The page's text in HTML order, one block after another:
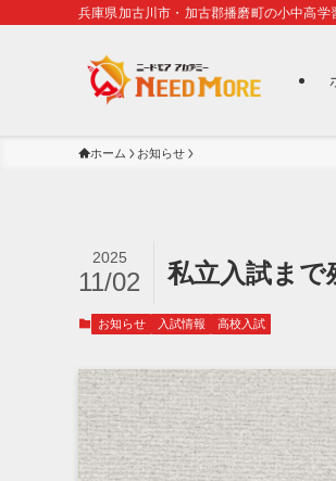
兵庫県加古川市・加古郡播磨町の小中高
ホーム お知らせ
私立入試まで
2025
11/02
お知らせ 入試情報 高校入試